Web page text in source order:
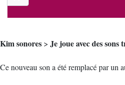
Kim sonores > Je joue avec des sons
Ce nouveau son a été remplacé par un